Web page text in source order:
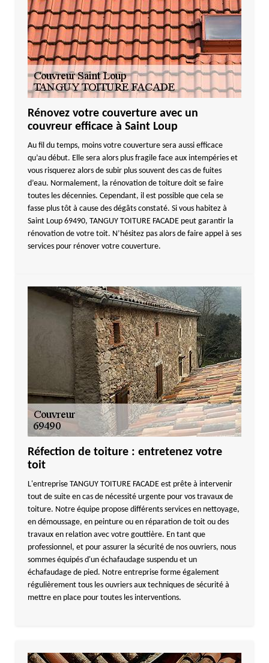
Rénovez votre couverture avec un
couvreur efficace à Saint Loup
Au fil du temps, moins votre couverture sera aussi efficace
qu’au début. Elle sera alors plus fragile face aux intempéries et
vous risquerez alors de subir plus souvent des cas de fuites
d’eau. Normalement, la rénovation de toiture doit se faire
toutes les décennies. Cependant, il est possible que cela se
fasse plus tôt à cause des dégâts constaté. Si vous habitez à
Saint Loup 69490, TANGUY TOITURE FACADE peut garantir la
rénovation de votre toit. N’hésitez pas alors de faire appel à ses
services pour rénover votre couverture.
Réfection de toiture : entretenez votre
toit
L'entreprise TANGUY TOITURE FACADE est prête à intervenir
tout de suite en cas de nécessité urgente pour vos travaux de
toiture. Notre équipe propose différents services en nettoyage,
en démoussage, en peinture ou en réparation de toit ou des
travaux en relation avec votre gouttière. En tant que
professionnel, et pour assurer la sécurité de nos ouvriers, nous
sommes équipés d'un échafaudage suspendu et un
échafaudage de pied. Notre entreprise forme également
régulièrement tous les ouvriers aux techniques de sécurité à
mettre en place pour toutes les interventions.